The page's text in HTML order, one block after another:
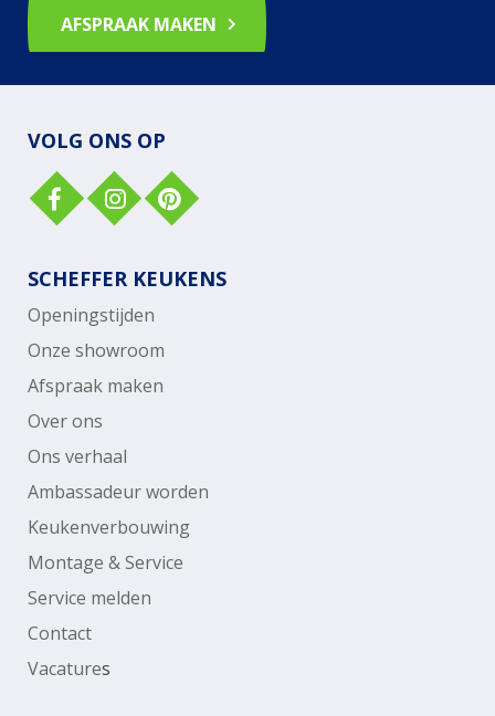
AFSPRAAK MAKEN
VOLG ONS OP
SCHEFFER KEUKENS
Openingstijden
Onze showroom
Afspraak maken
Over ons
Ons verhaal
Ambassadeur worden
Keukenverbouwing
Montage & Service
Service melden
Contact
Vacatures